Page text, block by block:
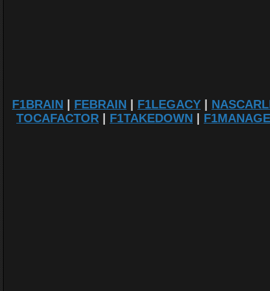
F1BRAIN FEBRAIN F1LEGACY
TOCAFACTOR
F1TAKEDOWN